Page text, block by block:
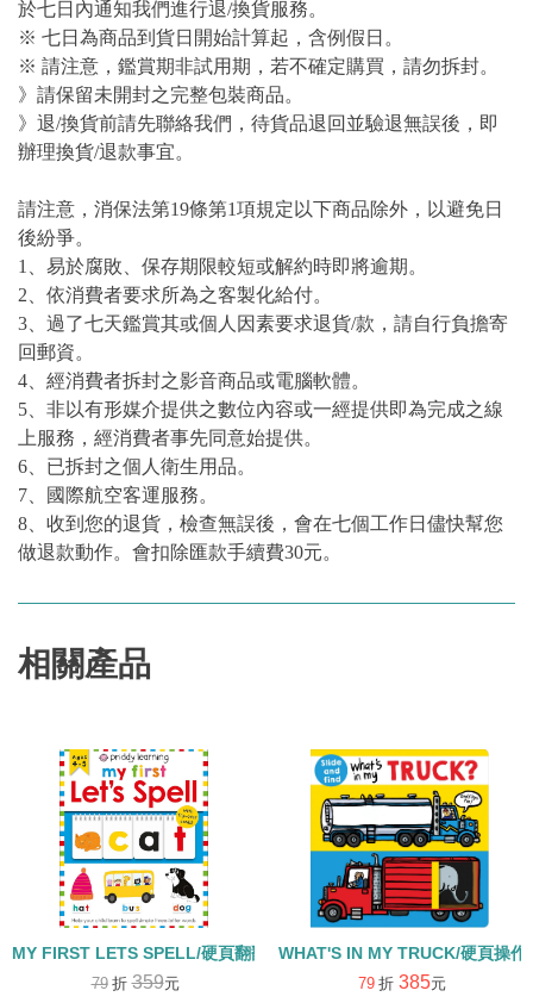
於七日內通知我們進行退/換貨服務。
※ 七日為商品到貨日開始計算起，含例假日。
※ 請注意，鑑賞期非試用期，若不確定購買，請勿拆封。
》請保留未開封之完整包裝商品。
》退/換貨前請先聯絡我們，待貨品退回並驗退無誤後，即
辦理換貨/退款事宜。
請注意，消保法第19條第1項規定以下商品除外，以避免日
後紛爭。
1、易於腐敗、保存期限較短或解約時即將逾期。
2、依消費者要求所為之客製化給付。
3、過了七天鑑賞其或個人因素要求退貨/款，請自行負擔寄
回郵資。
4、經消費者拆封之影音商品或電腦軟體。
5、非以有形媒介提供之數位內容或一經提供即為完成之線
上服務，經消費者事先同意始提供。
6、已拆封之個人衛生用品。
7、國際航空客運服務。
8、收到您的退貨，檢查無誤後，會在七個工作日儘快幫您
做退款動作。會扣除匯款手續費30元。
相關產品
MY FIRST LETS SPELL/硬頁翻翻書
79 折359元
WHAT'S IN MY TRUCK/硬頁操作
79 折 385元